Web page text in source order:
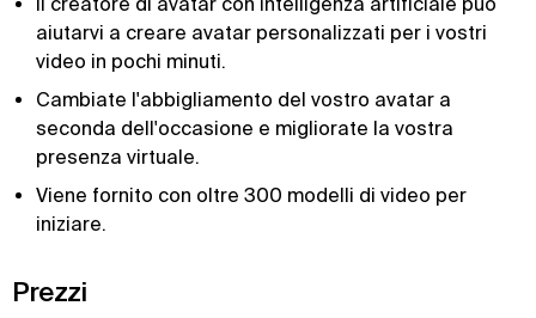
aiutarvi a creare avatar personalizzati per i vostri
video in pochi minuti.
Cambiate l'abbigliamento del vostro avatar a
seconda dell'occasione e migliorate la vostra
presenza virtuale.
Viene fornito con oltre 300 modelli di video per
iniziare.
Prezzi